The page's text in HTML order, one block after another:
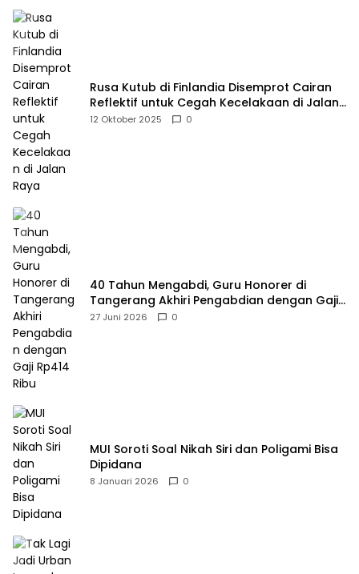
Rusa Kutub di Finlandia Disemprot Cairan
Reflektif untuk Cegah Kecelakaan di Jalan
Raya
12 Oktober 2025 0
40 Tahun Mengabdi, Guru Honorer di
Tangerang Akhiri Pengabdian dengan Gaji
Rp414 Ribu
27 Juni 2026 0
MUI Soroti Soal Nikah Siri dan Poligami Bisa
Dipidana
8 Januari 2026 0